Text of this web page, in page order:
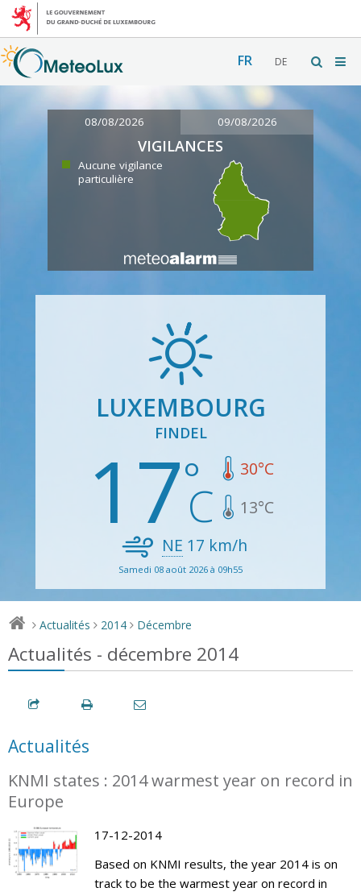
FR DE
08/08/2026 09/08/2026
VIGILANCES
Aucune vigilance
particulière
LUXEMBOURG
FINDEL
17 30°C
13°C
NE 17 km/h
Samedi 08 août 2026 à 09h55
> Actualités > 2014 > Décembre
Actualités - décembre 2014
Actualités
KNMI states : 2014 warmest year on record in
Europe
17-12-2014
Based on KNMI results, the year 2014 is on
track to be the warmest year on record in